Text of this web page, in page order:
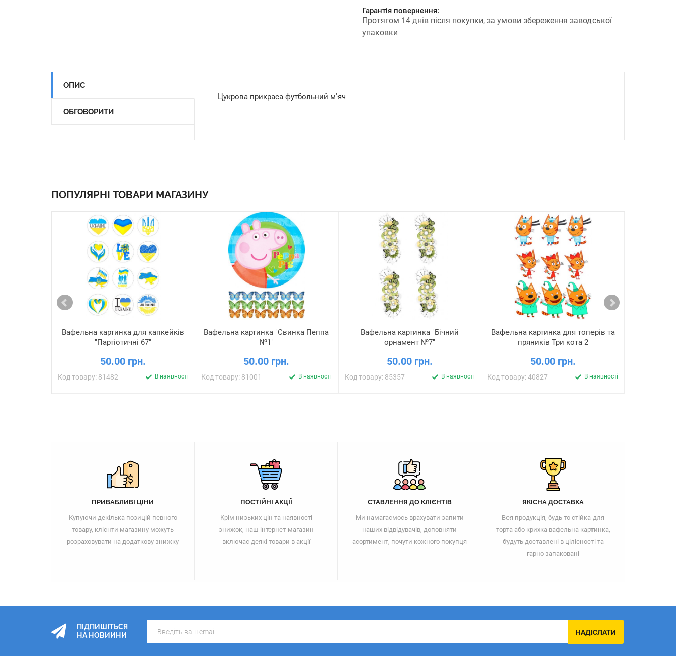
Гарантія повернення:
Протягом 14 днів після покупки, за умови збереження заводської
упаковки
ОПИС
ОБГОВОРИТИ
Цукрова прикраса футбольний м'яч
ПОПУЛЯРНІ ТОВАРИ МАГАЗИНУ
Вафельна картинка для капкейків
"Партіотичні 67"
50.00 грн.
Код товару: 81482 В наявності
Вафельна картинка "Свинка Пеппа
№1"
50.00 грн.
Код товару: 81001 В наявності
Вафельна картинка "Бічний
орнамент №7"
50.00 грн.
Код товару: 85357 В наявності
Вафельна картинка для топерів та
пряників Три кота 2
50.00 грн.
Код товару: 40827 В наявності
ПРИВАБЛИВІ ЦІНИ
Купуючи декілька позицій певного
товару, клієнти магазину можуть
розраховувати на додаткову знижку
ПОСТІЙНІ АКЦІЇ
Крім низьких цін та наявності
знижок, наш інтернет-магазин
включає деякі товари в акції
СТАВЛЕННЯ ДО КЛІЄНТІВ
Ми намагаємось врахувати запити
наших відвідувачів, доповняти
асортимент, почути кожного покупця
ЯКІСНА ДОСТАВКА
Вся продукція, будь то стійка для
торта або крихка вафельна картинка,
будуть доставлені в цілісності та
гарно запаковані
ПІДПИШІТЬСЯ
НА НОВИИНИ
НАДІСЛАТИ